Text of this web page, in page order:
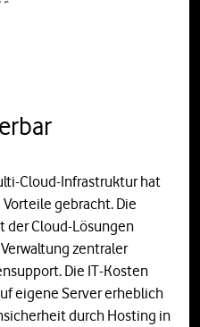
Cloud-Infrastruktur hat
Vorteile gebracht. Die
der Cloud-Lösungen
zentraler
Die IT-Kosten
eigene Server erheblich
durch Hosting in